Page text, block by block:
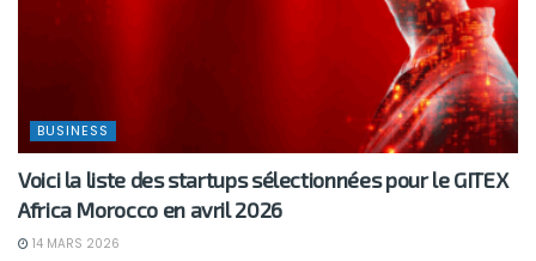
BUSINESS
Voici la liste des startups sélectionnées pour le GITEX
Africa Morocco en avril 2026
14 MARS 2026